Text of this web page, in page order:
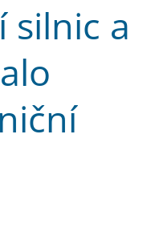
silnic a